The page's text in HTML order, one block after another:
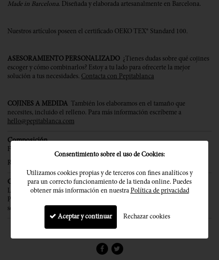
Made in Barcelona. Diseñada y elaborada artesanalmente en Barcelona.
Nuestros artículos poseen el certificado OEKO TEX® Standard 100.
ASESORAMIENTO PERSONALIZADO ¿Tienes dudas sobre qué cojines
escoger y cómo combinarlos? Estoy a tu lado para ofrecerte la mejor
solución a tus necesidades. Contacta con Pepitablanca
COJINES A MEDIDA También los elaboramos en el tamaño que
necesites, incluido el relleno. Para más información escríbeme a
hello@pepitablanca.com
Composición
Funda 100% Lino
Relleno de Fibra con tejido 100% Algodón
Cuidado
Lavado suave con agua fría, Usar detergente suave y sin suavizante,
Planchar max. 150ºC, No usar lejía, No usar secadora, Admite limpieza en
seco.
Consentimiento sobre el uso de Cookies:
Utilizamos cookies propias y de terceros con fines analíticos y
para un correcto funcionamiento de la tienda online. Puedes
obtener más información en nuestra Política de privacidad
Aceptar y continuar Rechazar cookies